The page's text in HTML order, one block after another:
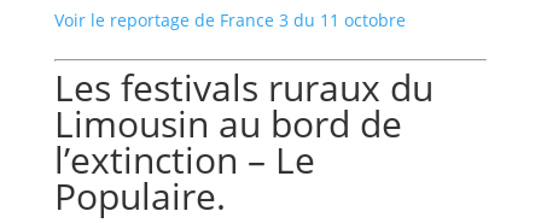
Voir le reportage de France 3 du 11 octobre
Les festivals ruraux du
Limousin au bord de
l’extinction – Le
Populaire.